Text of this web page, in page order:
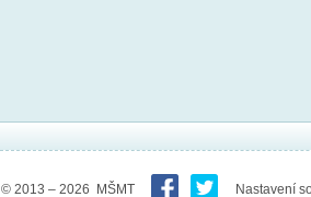
© 2013 – 2026 MŠMT Nastavení